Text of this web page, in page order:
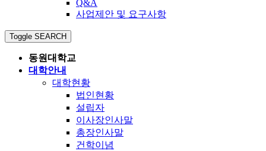
Q&A
사업제안 및 요구사항
Toggle SEARCH
동원대학교
대학안내
대학현황
법인현황
설립자
이사장인사말
총장인사말
건학이념